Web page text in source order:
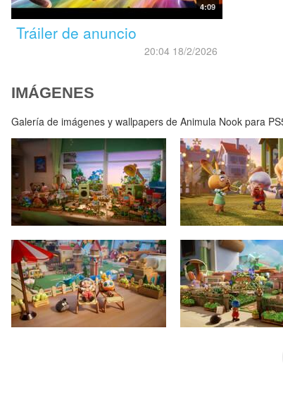
4:09
Tráiler de anuncio
20:04 18/2/2026
IMÁGENES
Galería de imágenes y wallpapers de Animula Nook para